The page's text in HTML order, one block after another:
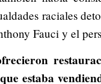
raciales
Fauci y el
estaba